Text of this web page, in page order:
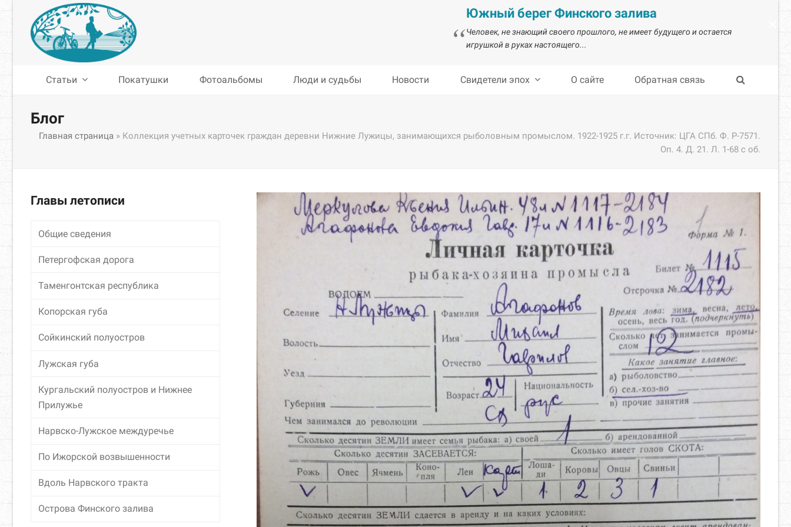
Южный берег Финского залива
Человек, не знающий своего прошлого, не имеет будущего и остается
игрушкой в руках настоящего...
Статьи Покатушки Фотоальбомы Люди и судьбы Новости Свидетели эпох О сайте Обратная связь
Блог
Главная страница » Коллекция учетных карточек граждан деревни Нижние Лужицы, занимающихся рыболовным промыслом. 1922-1925 г.г. Источник: ЦГА СПб. Ф. Р-7571.
Оп. 4. Д. 21. Л. 1-68 с об.
Главы летописи
Общие сведения
Петергофская дорога
Таменгонтская республика
Копорская губа
Сойкинский полуостров
Лужская губа
Кургальский полуостров и Нижнее
Прилужье
Нарвско-Лужское междуречье
По Ижорской возвышенности
Вдоль Нарвского тракта
Острова Финского залива
Необходимые
Использование
этих файлов cookie
обязательно. Они
необходимы для
функционирования
веб-сайта.
Статистика и
аналитика
Для того чтобы